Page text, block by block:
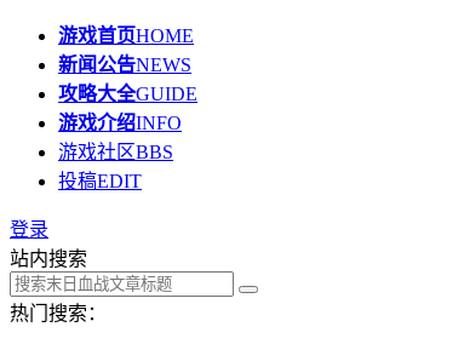
游戏首页HOME
新闻公告NEWS
攻略大全GUIDE
游戏介绍INFO
游戏社区BBS
投稿EDIT
登录
站内搜索
热门搜索：